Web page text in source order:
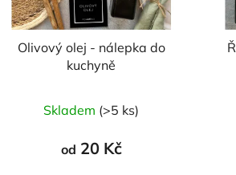
Olivový olej - nálepka do
kuchyně
Skladem (>5 ks)
od 20 Kč